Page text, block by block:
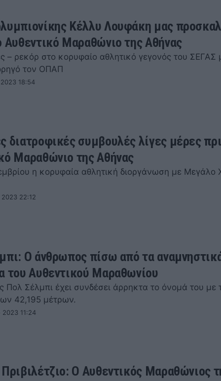
Κέλλυ Λουφάκη μας
Αυθεντικό Μαραθώνιο της Αθήνας
– ρεκόρ στο κορυφαίο αθλητικό γεγονός του ΣΕΓΑΣ
τον ΟΠΑΠ
18:54
διατροφικές συμβουλές λίγες μέρες
Μαραθώνιο της Αθήνας
η κορυφαία αθλητική διοργάνωση με Μεγάλο
22:12
Ο άνθρωπος πίσω από τα
του Αυθεντικού Μαραθωνίου
Πολ Σέλμπι έχει συνδέσει άρρηκτα το όνομά του με
42,195 μέτρων.
2023 11:24
Ο Αυθεντικός Μαραθώνιος